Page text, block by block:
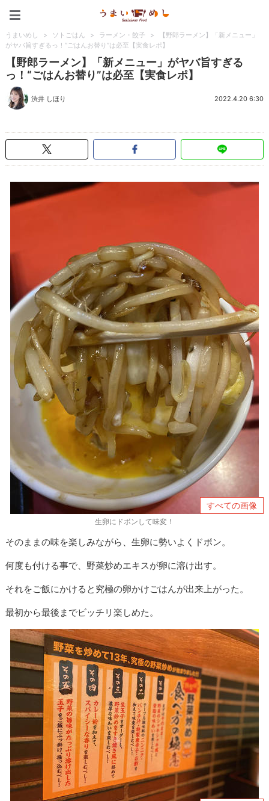
うまいめし > ソトごはん > ラーメン・餃子 >
【野郎ラーメン】「新メニュー」
がヤバ旨すぎるっ！“ごはんお替り”は必至【実食レポ】
【野郎ラーメン】「新メニュー」がヤバ旨すぎる
っ！“ごはんお替り”は必至【実食レポ】
渋井 しほり 2022.4.20 6:30
すべての画像
生卵にドボンして味変！
そのままの味を楽しみながら、生卵に勢いよくドボン。
何度も付ける事で、野菜炒めエキスが卵に溶け出す。
それをご飯にかけると究極の卵かけごはんが出来上がった。
最初から最後までビッチリ楽しめた。